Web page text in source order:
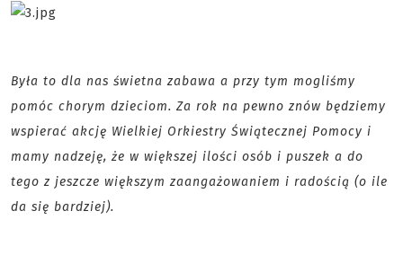
Była to dla nas świetna zabawa a przy tym mogliśmy
pomóc chorym dzieciom. Za rok na pewno znów będziemy
wspierać akcję Wielkiej Orkiestry Świątecznej Pomocy i
mamy nadzeję, że w większej ilości osób i puszek a do
tego z jeszcze większym zaangażowaniem i radością (o ile
da się bardziej).